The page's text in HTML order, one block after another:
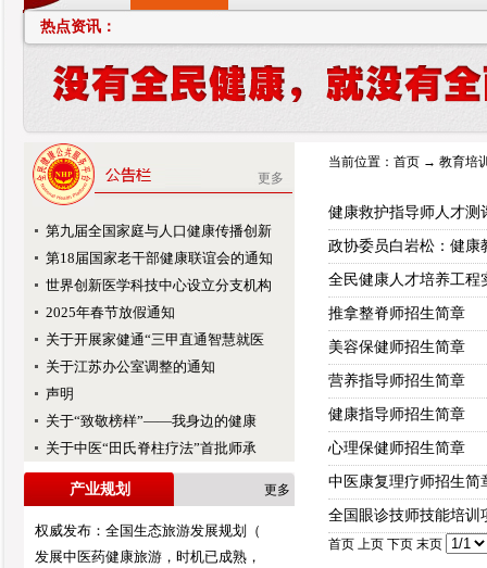
热点资讯：
更多
第九届全国家庭与人口健康传播创新
第18届国家老干部健康联谊会的通知
世界创新医学科技中心设立分支机构
2025年春节放假通知
关于开展家健通“三甲直通智慧就医
关于江苏办公室调整的通知
声明
关于“致敬榜样”——我身边的健康
关于中医“田氏脊柱疗法”首批师承
产业规划 更多
权威发布：全国生态旅游发展规划（
发展中医药健康旅游，时机已成熟，
当前位置： 首页 → 教育培
健康救护指导师人才测
政协委员白岩松：健康
全民健康人才培养工程
推拿整脊师招生简章
美容保健师招生简章
营养指导师招生简章
健康指导师招生简章
心理保健师招生简章
中医康复理疗师招生简
全国眼诊技师技能培训
首页 上页 下页 末页